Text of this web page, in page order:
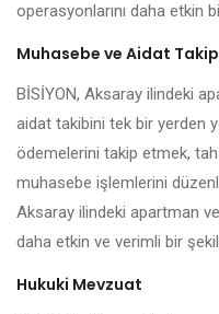
operasyonlarını daha etkin
Muhasebe ve Aidat Takip
BİSİYON, Aksaray ilindeki
aidat takibini tek bir yerden
ödemelerini takip etmek,
muhasebe işlemlerini
Aksaray ilindeki apartman
daha etkin ve verimli bir
Hukuki Mevzuat